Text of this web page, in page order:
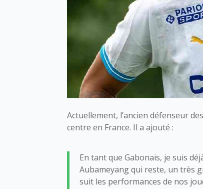
Actuellement, l’ancien défenseur
centre en France. Il a ajouté :
En tant que Gabonais, je suis
Aubameyang qui reste, un très
suit les performances de nos